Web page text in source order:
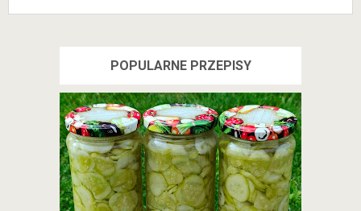
POPULARNE PRZEPISY